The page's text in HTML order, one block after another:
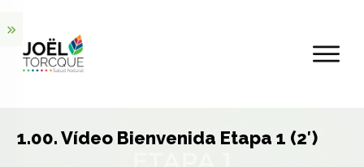
1.00. Vídeo Bienvenida Etapa 1 (2′)